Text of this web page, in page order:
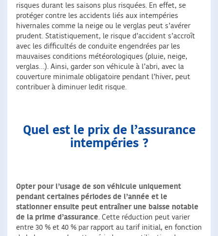
risques durant les saisons plus risquées. En effet, se
protéger contre les accidents liés aux intempéries
hivernales comme la neige ou le verglas peut s’avérer
prudent. Statistiquement, le risque d’accident s’accroît
avec les difficultés de conduite engendrées par les
mauvaises conditions météorologiques (pluie, neige,
verglas…). Ainsi, garder son véhicule à l’abri, avec la
couverture minimale obligatoire pendant l’hiver, peut
contribuer à diminuer ledit risque.
Quel est le prix de l’assurance
intempéries ?
Opter pour l’usage de son véhicule uniquement
pendant certaines périodes de l’année et le
stationner ensuite peut entraîner une baisse notable
de la prime d’assurance. Cette réduction peut varier
entre 30 % et 40 % par rapport au tarif initial, en fonction